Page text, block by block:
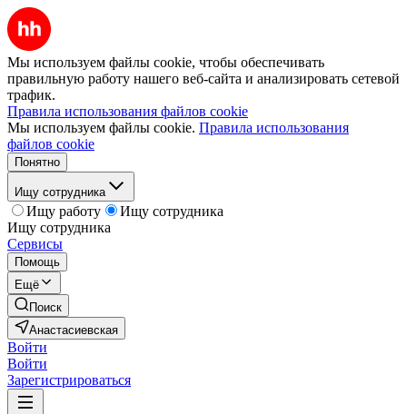
Мы используем файлы cookie, чтобы обеспечивать
правильную работу нашего веб-сайта и анализировать сетевой
трафик.
Правила использования файлов cookie
Мы используем файлы cookie. Правила использования
файлов cookie
Понятно
Ищу сотрудника
Ищу работу
Ищу сотрудника
Ищу сотрудника
Сервисы
Помощь
Ещё
Поиск
Анастасиевская
Войти
Войти
Зарегистрироваться